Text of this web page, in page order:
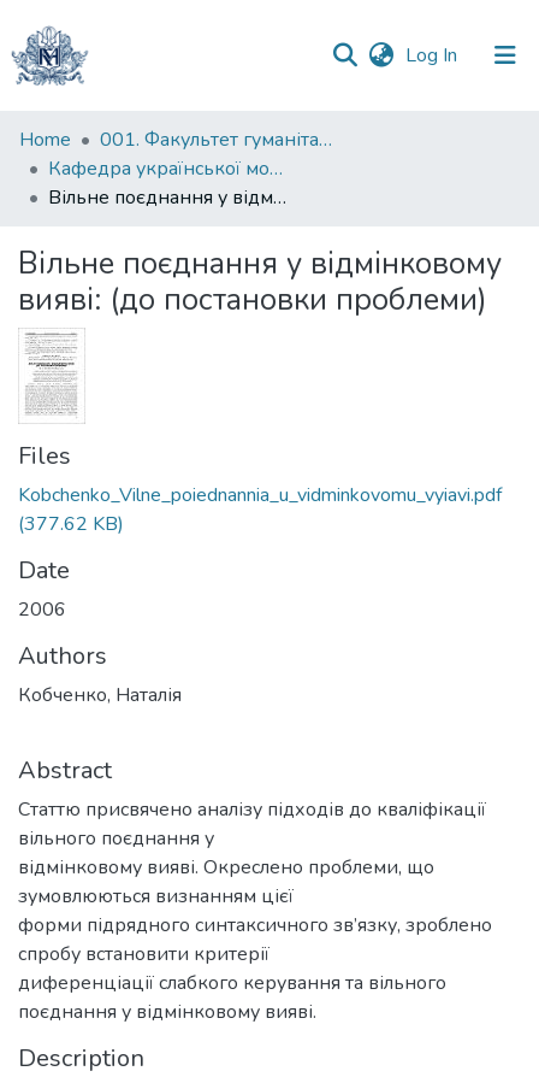
Log In (current)
Communities
&
Collections
Statistics
Home
001. Факультет гуманітарних наук
Кафедра української мови
Вільне поєднання у відмінковому вияві: (до постановки проблеми)
Вільне поєднання у відмінковому
вияві: (до постановки проблеми)
Files
Kobchenko_Vilne_poiednannia_u_vidminkovomu_vyiavi.pdf
(377.62 KB)
Date
2006
Authors
Кобченко, Наталія
Abstract
Статтю присвячено аналізу підходів до кваліфікації
вільного поєднання у
відмінковому вияві. Окреслено проблеми, що
зумовлюються визнанням цієї
форми підрядного синтаксичного зв’язку, зроблено
спробу встановити критерії
диференціації слабкого керування та вільного
поєднання у відмінковому вияві.
Description